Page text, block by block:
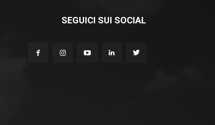
SEGUICI SUI SOCIAL